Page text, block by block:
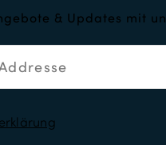
& Updates mit